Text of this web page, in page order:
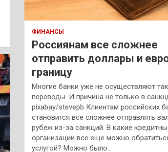
ФИНАНСЫ
Россиянам все сложнее
отправить доллары и
границу
Многие банки уже не осуществляют
переводы. И причина не только в
pixabay/stevepb Клиентам российских
становится все сложнее отправлять
рубеж из-за санкций. В какие
организации все еще можно
услугой? Можно было…